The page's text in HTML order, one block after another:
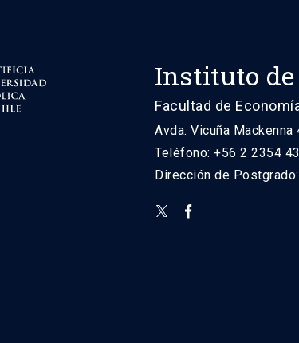
Instituto
Facultad de
Avda. Vicuña
Teléfono: +56 2 2354
Dirección de